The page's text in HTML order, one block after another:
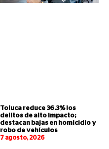
Toluca reduce 36.3% los
delitos de alto impacto;
destacan bajas en homicidio y
robo de vehículos
7 agosto, 2026